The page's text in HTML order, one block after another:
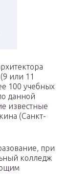
или 11
100 учебных
данной
известные
(Санкт-
при
колледж